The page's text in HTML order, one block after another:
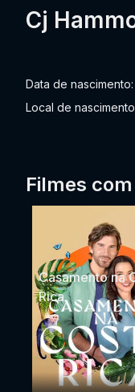
Cj
Data de nascimento:
Local de
Filmes
Casamento na
Rica